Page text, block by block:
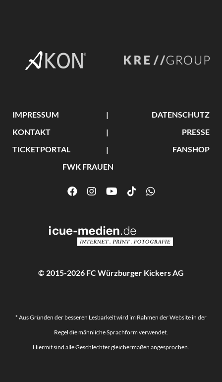
IMPRESSUM
DATENSCHUTZ
KONTAKT
PRESSE
TICKETPORTAL
FANSHOP
FWK FRAUEN
© 2015-2026 FC Würzburger Kickers AG
* Aus Gründen der besseren Lesbarkeit wird im Rahmen der Website in der
Regel die männliche Sprachform verwendet.
Hiermit sind alle Geschlechter gleichermaßen angesprochen.